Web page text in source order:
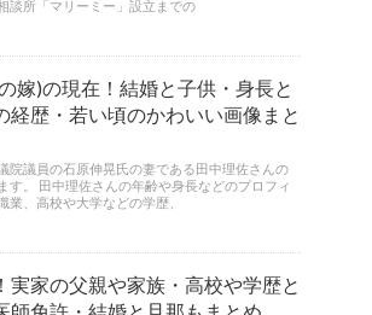
談所「マリーミー」設立までの
嫁)の現在！結婚と子供・身長と
経歴・若い頃のかわいい画像まと
院議員の石原伸晃氏の妻である田中理佐さんの
す。 田中理佐さんの年齢や身長などのプロフィ
業、高校や大学などの学歴、
実家の父親や家族・高校や学歴と